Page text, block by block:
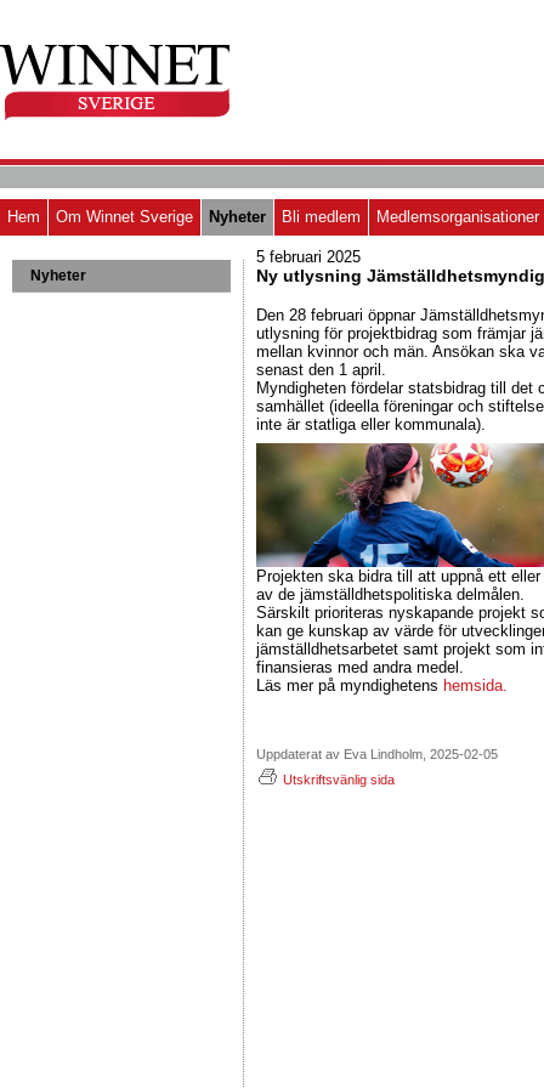
Hem Om Winnet Sverige Nyheter Bli medlem Medlemsorganisationer
Nyheter
5 februari 2025
Ny utlysning
Den 28 februari öppnar
utlysning för projektbidrag som främjar
mellan kvinnor och män. Ansökan ska
senast den 1 april.
Myndigheten fördelar statsbidrag till det
samhället (ideella föreningar och
inte är statliga eller kommunala).
Projekten ska bidra till att uppnå ett eller
av de jämställdhetspolitiska delmålen.
Särskilt prioriteras nyskapande projekt
kan ge kunskap av värde för
jämställdhetsarbetet samt projekt som
finansieras med andra medel.
Läs mer på myndighetens hemsida.
Uppdaterat av Eva Lindholm, 2025-02-05
Utskriftsvänlig sida